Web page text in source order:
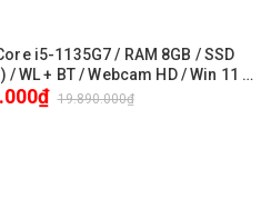
i5-1135G7 / RAM 8GB / SSD
/ WL + BT / Webcam HD / Win 11 /
/ 1Yrs Pro - (70270645)
19.890.000₫